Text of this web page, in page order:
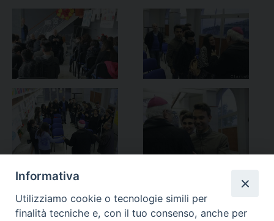
Informativa
Utilizziamo cookie o tecnologie simili per
finalità tecniche e, con il tuo consenso, anche per